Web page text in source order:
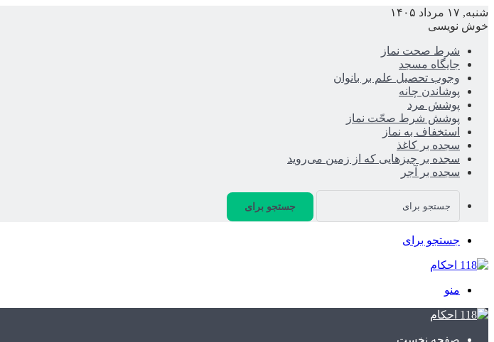
شنبه, ۱۷ مرداد ۱۴۰۵
خوش نویسی
شرط صحت نماز
جایگاه مسجد
وجوب تحصیل علم بر بانوان
پوشاندن چانه
پوشش مرد
پوشش شرط صحّت نماز
استخفاف به نماز
سجده بر کاغذ
سجده بر چیزهایی که از زمین می‌روید
سجده بر آجر
جستجو برای
جستجو برای
منو
صفحه نخست